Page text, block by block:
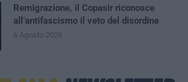
Remigrazione, il Copasir riconosce
all’antifascismo il veto del disordine
6 Agosto 2026